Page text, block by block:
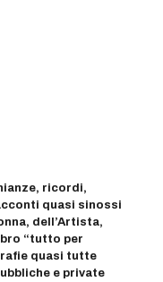
ricordi,
quasi sinossi
dell’Artista,
“tutto per
quasi tutte
e private